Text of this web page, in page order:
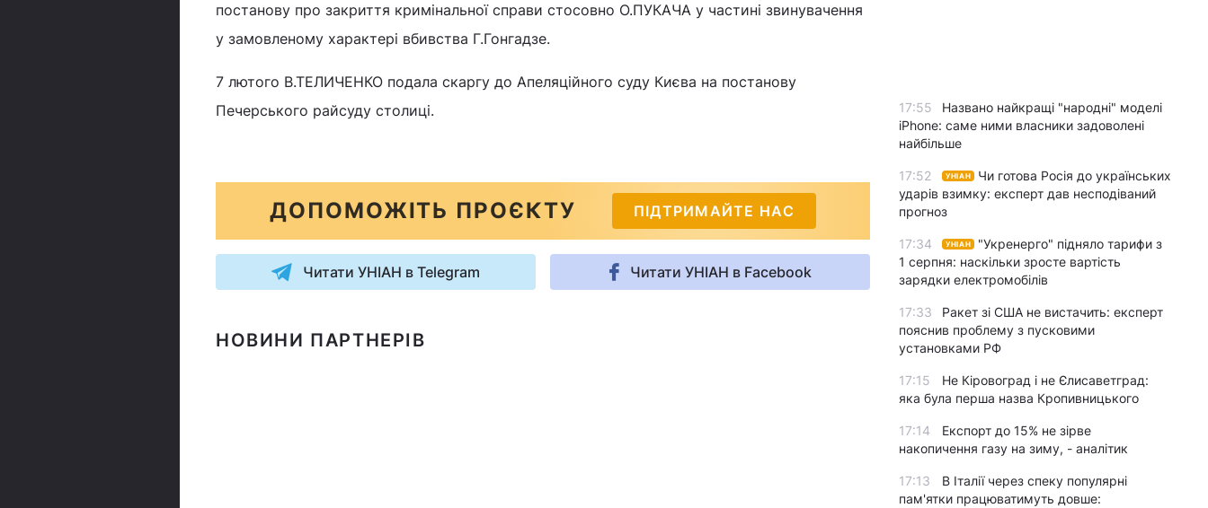
постанову про закриття кримінальної справи стосовно О.ПУКАЧА у частині звинувачення
у замовленому характері вбивства Г.Гонгадзе.
7 лютого В.ТЕЛИЧЕНКО подала скаргу до Апеляційного суду Києва на постанову
Печерського райсуду столиці.
ДОПОМОЖІТЬ ПРОЄКТУ ПІДТРИМАЙТЕ НАС
Читати УНІАН в Telegram Читати УНІАН в Facebook
НОВИНИ ПАРТНЕРІВ
17:55
Названо найкращі "народні" моделі
iPhone: саме ними власники задоволені
найбільше
17:52 УНІАН
Чи готова Росія до українських
ударів взимку: експерт дав несподіваний
прогноз
17:34 УНІАН
"Укренерго" підняло тарифи з
1 серпня: наскільки зросте вартість
зарядки електромобілів
17:33
Ракет зі США не вистачить: експерт
пояснив проблему з пусковими
установками РФ
17:15
Не Кіровоград і не Єлисаветград:
яка була перша назва Кропивницького
17:14
Експорт до 15% не зірве
накопичення газу на зиму, - аналітик
17:13
В Італії через спеку популярні
пам'ятки працюватимуть довше: